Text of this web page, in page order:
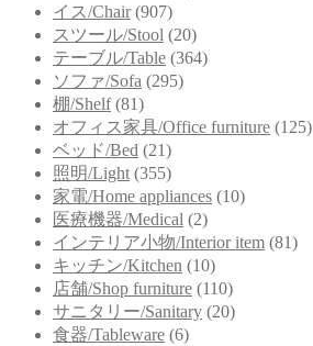
イス/Chair (907)
スツール/Stool (20)
テーブル/Table (364)
ソファ/Sofa (295)
棚/Shelf (81)
オフィス家具/Office furniture (125)
ベッド/Bed (21)
照明/Light (355)
家電/Home appliances (10)
医療機器/Medical (2)
インテリア小物/Interior item (81)
キッチン/Kitchen (10)
店舗/Shop furniture (110)
サニタリー/Sanitary (20)
食器/Tableware (6)